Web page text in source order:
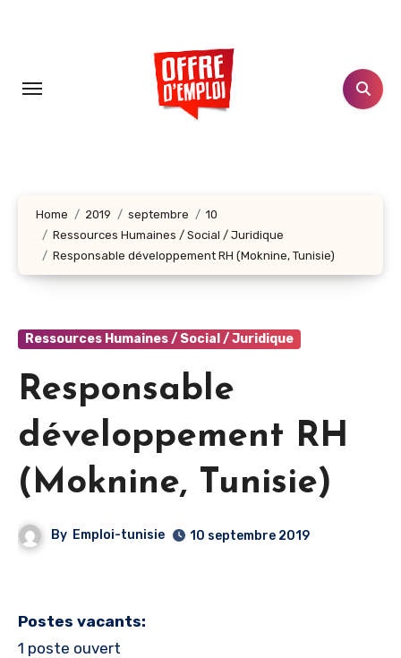
principal
Home 2019 septembre
10
Ressources Humaines / Social / Juridique
Responsable développement RH (Moknine, Tunisie)
Ressources Humaines / Social / Juridique
Responsable
développement RH
(Moknine, Tunisie)
By Emploi-tunisie 10 septembre 2019
Postes vacants:
1 poste ouvert